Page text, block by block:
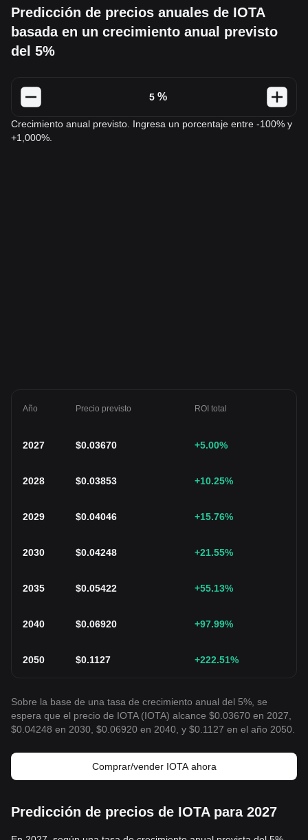
Predicción de precios anuales de IOTA
basada en un crecimiento anual previsto
del 5%
%
Crecimiento anual previsto. Ingresa un porcentaje entre -100% y
+1,000%.
Año Precio previsto ROI total
2027 $0.03670 +5.00%
2028 $0.03853 +10.25%
2029 $0.04046 +15.76%
2030 $0.04248 +21.55%
2035 $0.05422 +55.13%
2040 $0.06920 +97.99%
2050 $0.1127 +222.51%
Sobre la base de una tasa de crecimiento anual del 5%, se
espera que el precio de IOTA (IOTA) alcance $0.03670 en 2027,
$0.04248 en 2030, $0.06920 en 2040, y $0.1127 en el año 2050.
Comprar/vender IOTA ahora
Predicción de precios de IOTA para 2027